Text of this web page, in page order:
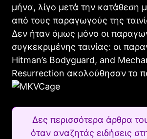
μήνα, λίγο μετά την κατάθεση
από τους παραγωγούς της
Δεν ήταν όμως μόνο οι
συγκεκριμένης ταινίας: οι
Hitman’s Bodyguard, and
Resurrection ακολούθησαν το
Δες περισσότερα άρθρα
όταν αναζητάς ειδήσεις